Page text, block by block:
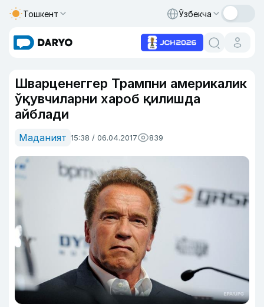
Тошкент Ўзбекча
Шварценеггер Трампни америкалик
ўқувчиларни хароб қилишда
айблади
Маданият 15:38 / 06.04.2017 839